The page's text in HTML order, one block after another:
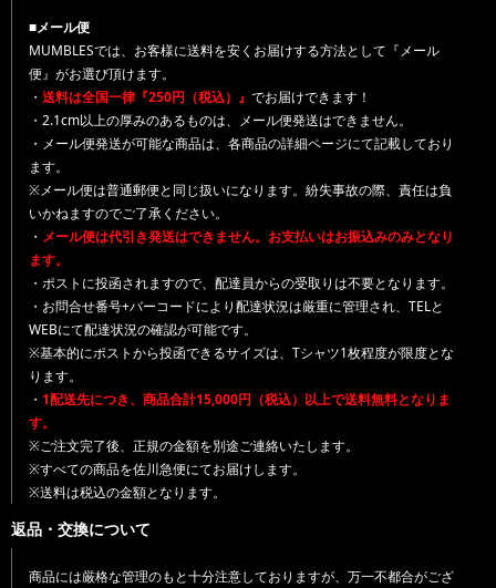
■メール便
MUMBLESでは、お客様に送料を安くお届けする方法として『メール
便』がお選び頂けます。
・ 送料は全国一律『250円（税込）』 でお届けできます！
・2.1cm以上の厚みのあるものは、メール便発送はできません。
・メール便発送が可能な商品は、各商品の詳細ページにて記載しており
ます。
※メール便は普通郵便と同じ扱いになります。紛失事故の際、責任は負
いかねますのでご了承ください。
・ メール便は代引き発送はできません。お支払いはお振込みのみとなり
ます。
・ポストに投函されますので、配達員からの受取りは不要となります。
・お問合せ番号+バーコードにより配達状況は厳重に管理され、TELと
WEBにて配達状況の確認が可能です。
※基本的にポストから投函できるサイズは、Tシャツ1枚程度が限度とな
ります。
・ 1配送先につき、商品合計15,000円（税込）以上で送料無料となりま
す。
※ご注文完了後、正規の金額を別途ご連絡いたします。
※すべての商品を佐川急便にてお届けします。
※送料は税込の金額となります。
返品・交換について
商品には厳格な管理のもと十分注意しておりますが、万一不都合がござ